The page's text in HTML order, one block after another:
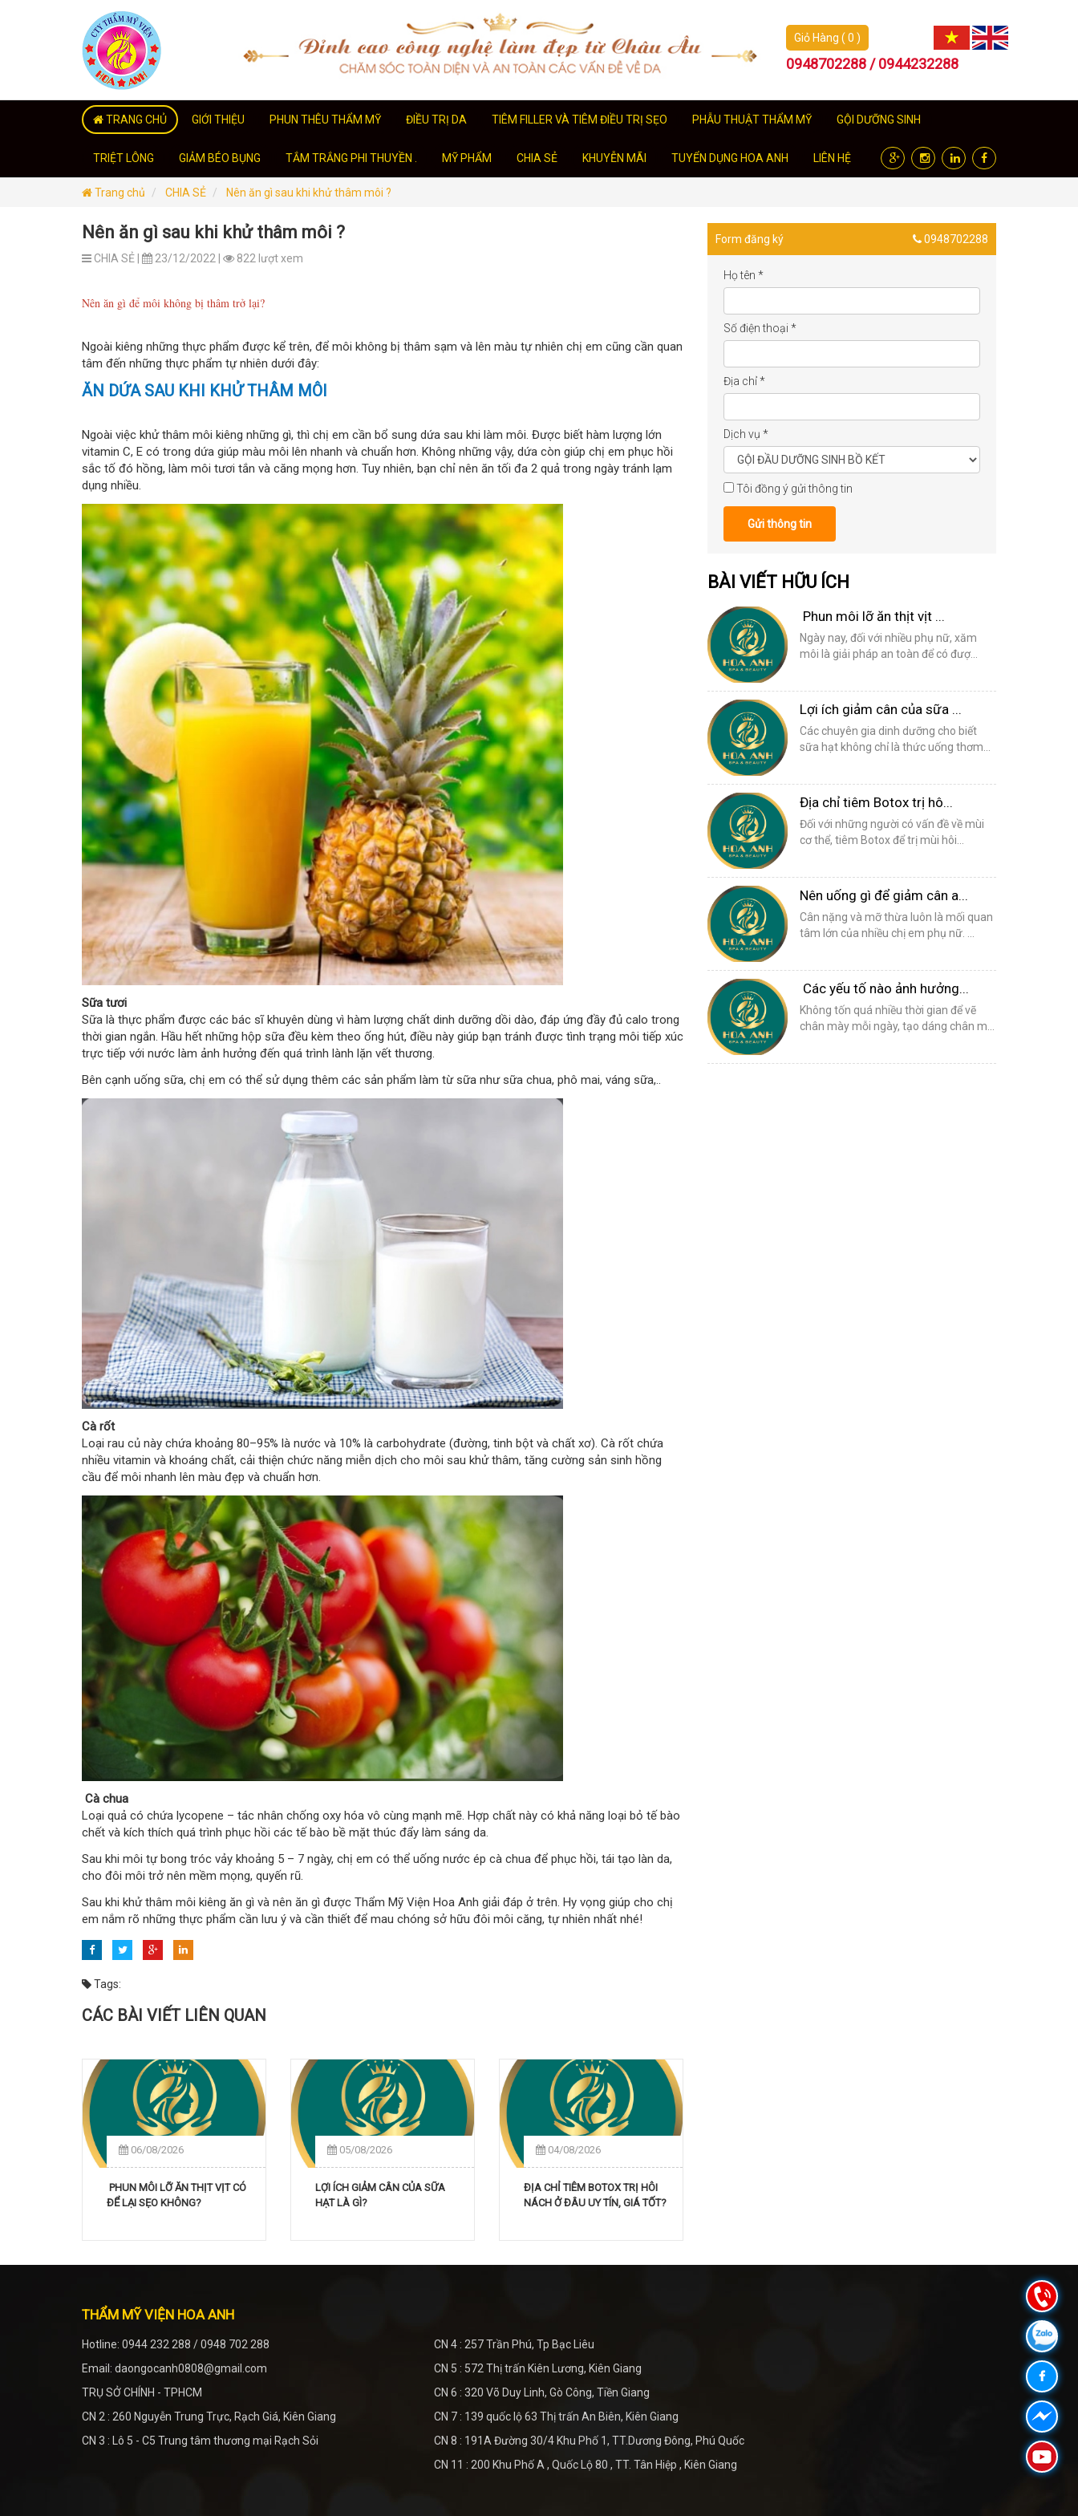
Giỏ Hàng ( 0 )
0948702288 / 0944232288
TRANG CHỦ GIỚI THIỆU PHUN THÊU THẨM MỸ ĐIỀU TRỊ DA TIÊM FILLER VÀ TIÊM ĐIỀU TRỊ SẸO PHẪU THUẬT THẨM MỸ GỘI DƯỠNG SINH
TRIỆT LÔNG GIẢM BÉO BỤNG TẮM TRẮNG PHI THUYỀN . MỸ PHẨM CHIA SẺ KHUYỄN MÃI TUYỂN DỤNG HOA ANH LIÊN HỆ
Trang chủ CHIA SẺ Nên ăn gì sau khi khử thâm môi ?
Nên ăn gì sau khi khử thâm môi ?
CHIA SẺ | 23/12/2022 | 822 lượt xem
Nên ăn gì để môi không bị thâm trở lại?
Ngoài kiêng những thực phẩm được kể trên, để môi không bị thâm sạm và lên màu tự nhiên chị em cũng cần quan
tâm đến những thực phẩm tự nhiên dưới đây:
ĂN DỨA SAU KHI KHỬ THÂM MÔI
Ngoài việc khử thâm môi kiêng những gì, thì chị em cần bổ sung dứa sau khi làm môi. Được biết hàm lượng lớn
vitamin C, E có trong dứa giúp màu môi lên nhanh và chuẩn hơn. Không những vậy, dứa còn giúp chị em phục hồi
sắc tố đó hồng, làm môi tươi tắn và căng mọng hơn. Tuy nhiên, bạn chỉ nên ăn tối đa 2 quả trong ngày tránh lạm
dụng nhiều.
Sữa tươi
Sữa là thực phẩm được các bác sĩ khuyên dùng vì hàm lượng chất dinh dưỡng dồi dào, đáp ứng đầy đủ calo trong
thời gian ngắn. Hầu hết những hộp sữa đều kèm theo ống hút, điều này giúp bạn tránh được tình trạng môi tiếp xúc
trực tiếp với nước làm ảnh hưởng đến quá trình lành lặn vết thương.
Bên cạnh uống sữa, chị em có thể sử dụng thêm các sản phẩm làm từ sữa như sữa chua, phô mai, váng sữa,..
Cà rốt
Loại rau củ này chứa khoảng 80–95% là nước và 10% là carbohydrate (đường, tinh bột và chất xơ). Cà rốt chứa
nhiều vitamin và khoáng chất, cải thiện chức năng miễn dịch cho môi sau khử thâm, tăng cường sản sinh hồng
cầu để môi nhanh lên màu đẹp và chuẩn hơn.
Cà chua
Loại quả có chứa lycopene – tác nhân chống oxy hóa vô cùng mạnh mẽ. Hợp chất này có khả năng loại bỏ tế bào
chết và kích thích quá trình phục hồi các tế bào bề mặt thúc đẩy làm sáng da.
Sau khi môi tự bong tróc vảy khoảng 5 – 7 ngày, chị em có thể uống nước ép cà chua để phục hồi, tái tạo làn da,
cho đôi môi trở nên mềm mọng, quyến rũ.
Sau khi khử thâm môi kiêng ăn gì và nên ăn gì được Thẩm Mỹ Viện Hoa Anh giải đáp ở trên. Hy vọng giúp cho chị
em nắm rõ những thực phẩm cần lưu ý và cần thiết để mau chóng sở hữu đôi môi căng, tự nhiên nhất nhé!
Tags:
CÁC BÀI VIẾT LIÊN QUAN
06/08/2026
PHUN MÔI LỠ ĂN THỊT VỊT CÓ
ĐỂ LẠI SẸO KHÔNG?
05/08/2026
LỢI ÍCH GIẢM CÂN CỦA SỮA
HẠT LÀ GÌ?
04/08/2026
ĐỊA CHỈ TIÊM BOTOX TRỊ HÔI
NÁCH Ở ĐÂU UY TÍN, GIÁ TỐT?
Form đăng ký 0948702288
Họ tên *
Số điện thoại *
Địa chỉ*
Dịch vụ *
Tôi đồng ý gửi thông tin
Gửi thông tin
BÀI VIẾT HỮU ÍCH
Phun môi lỡ ăn thịt vịt ...
Ngày nay, đối với nhiều phụ nữ, xăm
môi là giải pháp an toàn để có đượ...
Lợi ích giảm cân của sữa ...
Các chuyên gia dinh dưỡng cho biết
sữa hạt không chỉ là thức uống thơm...
Địa chỉ tiêm Botox trị hô...
Đối với những người có vấn đề về mùi
cơ thể, tiêm Botox để trị mùi hôi...
Nên uống gì để giảm cân a...
Cân nặng và mỡ thừa luôn là mối quan
tâm lớn của nhiều chị em phụ nữ. ...
Các yếu tố nào ảnh hưởng...
Không tốn quá nhiều thời gian để vẽ
chân mày mỗi ngày, tạo dáng chân m...
THẨM MỸ VIỆN HOA ANH
Hotline: 0944 232 288 / 0948 702 288
Email: daongocanh0808@gmail.com
TRỤ SỞ CHÍNH - TPHCM
CN 2 : 260 Nguyễn Trung Trực, Rạch Giá, Kiên Giang
CN 3 : Lô 5 - C5 Trung tâm thương mại Rạch Sỏi
CN 4 : 257 Trần Phú, Tp Bạc Liêu
CN 5 : 572 Thị trấn Kiên Lương, Kiên Giang
CN 6 : 320 Võ Duy Linh, Gò Công, Tiền Giang
CN 7 : 139 quốc lộ 63 Thị trấn An Biên, Kiên Giang
CN 8 : 191A Đường 30/4 Khu Phố 1, TT.Dương Đông, Phú Quốc
CN 11 : 200 Khu Phố A , Quốc Lộ 80 , TT. Tân Hiệp , Kiên Giang